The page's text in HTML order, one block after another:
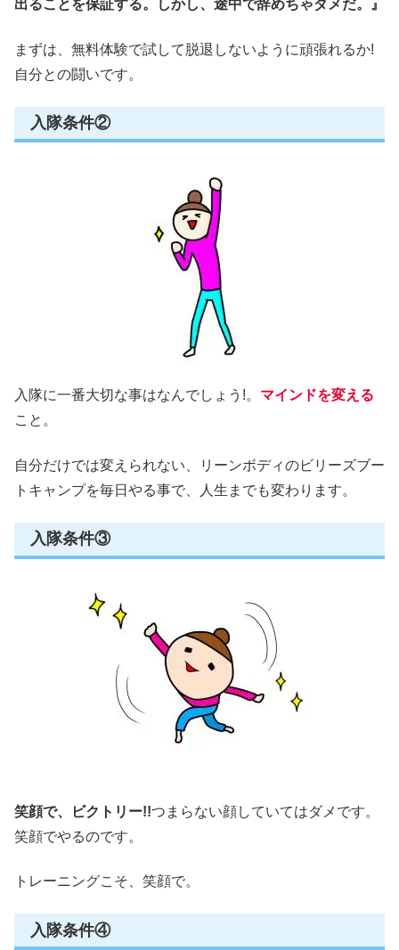
出ることを保証する。しかし、途中で辞めちゃダメだ。』
まずは、無料体験で試して脱退しないように頑張れるか!
自分との闘いです。
入隊条件②
入隊に一番大切な事はなんでしょう!。 マインドを変える
こと。
自分だけでは変えられない、リーンボディのビリーズブー
トキャンプを毎日やる事で、人生までも変わります。
入隊条件③
笑顔で、ビクトリー!!つまらない顔していてはダメです。
笑顔でやるのです。
トレーニングこそ、笑顔で。
入隊条件④